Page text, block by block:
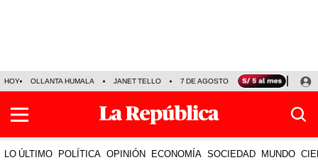
HOY OLLANTA HUMALA JANET TELLO 7 DE AGOSTO TINKA RESULTADOS
LO ÚLTIMO POLÍTICA OPINIÓN ECONOMÍA SOCIEDAD MUNDO